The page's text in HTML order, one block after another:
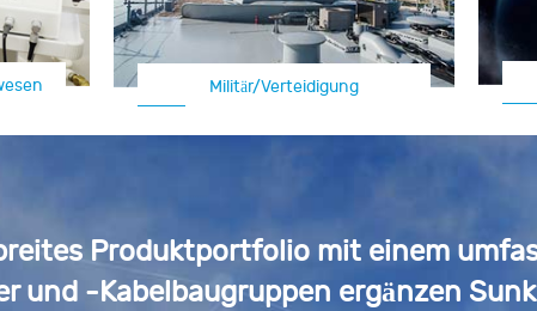
Militär/Verteidigung
Automotive
Produktportfolio mit einem
und -Kabelbaugruppen ergänzen